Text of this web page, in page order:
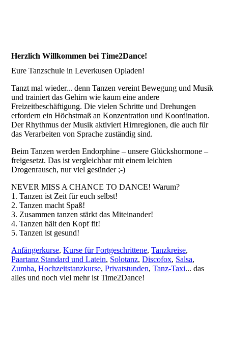
Herzlich Willkommen bei Time2Dance!
Eure Tanzschule in Leverkusen Opladen!
Tanzt mal wieder... denn Tanzen vereint Bewegung und Musik
und trainiert das Gehirn wie kaum eine andere
Freizeitbeschäftigung. Die vielen Schritte und Drehungen
erfordern ein Höchstmaß an Konzentration und Koordination.
Der Rhythmus der Musik aktiviert Hirnregionen, die auch für
das Verarbeiten von Sprache zuständig sind.
Beim Tanzen werden Endorphine – unsere Glückshormone –
freigesetzt. Das ist vergleichbar mit einem leichten
Drogenrausch, nur viel gesünder ;-)
NEVER MISS A CHANCE TO DANCE! Warum?
1. Tanzen ist Zeit für euch selbst!
2. Tanzen macht Spaß!
3. Zusammen tanzen stärkt das Miteinander!
4. Tanzen hält den Kopf fit!
5. Tanzen ist gesund!
Anfängerkurse,Kurse für Fortgeschrittene,Tanzkreise,
Paartanz Standard und Latein, Solotanz,Discofox, Salsa,
Zumba,Hochzeitstanzkurse,Privatstunden,Tanz-Taxi... das
alles und noch viel mehr ist Time2Dance!